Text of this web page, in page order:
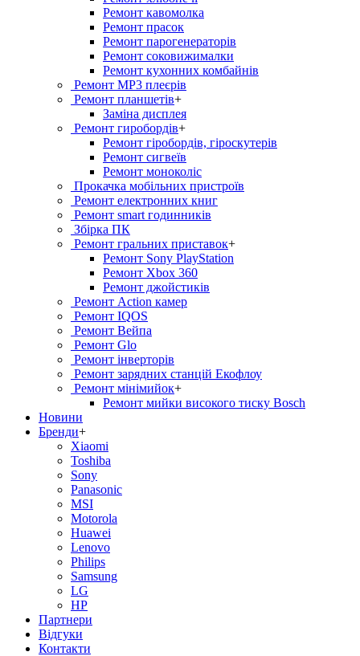
Ремонт кавомолка
Ремонт прасок
Ремонт парогенераторiв
Ремонт соковижималки
Ремонт кухонних комбайнів
Ремонт MP3 плеєрів
Ремонт планшетів+
Заміна дисплея
Ремонт гиробордiв+
Ремонт гіробордів, гіроскутерів
Ремонт сигвеїв
Ремонт моноколіс
Прокачка мобільних пристроїв
Ремонт електронних книг
Ремонт smart годинників
Збірка ПК
Ремонт гральних приставок+
Ремонт Sony PlayStation
Ремонт Xbox 360
Ремонт джойстиків
Ремонт Action камер
Ремонт IQOS
Ремонт Вейпа
Ремонт Glo
Ремонт інверторів
Ремонт зарядних станцій Екофлоу
Ремонт мiнiмийок+
Ремонт мийки високого тиску Bosch
Новини
Бренди+
Xiaomi
Toshiba
Sony
Panasonic
MSI
Motorola
Huawei
Lenovo
Philips
Samsung
LG
HP
Партнери
Вiдгуки
Контакти